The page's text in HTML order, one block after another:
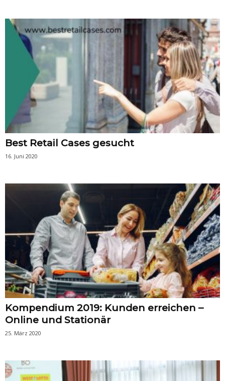
Best Retail Cases gesucht
16. Juni 2020
Kompendium 2019: Kunden erreichen –
Online und Stationär
25. März 2020